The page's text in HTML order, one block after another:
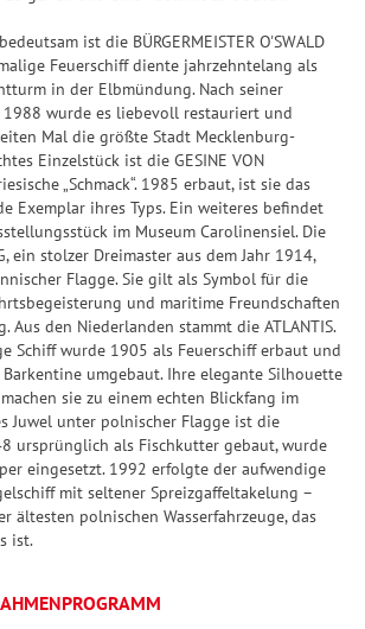
c
e
r
b
il
a
n
z
G
l
ü
c
k
s
z
a
h
l
G
n
ist die BÜRGERMEISTER O'SWALD
Feuerschiff diente jahrzehntelang als
in der Elbmündung. Nach seiner
wurde es liebevoll restauriert und
Mal die größte Stadt Mecklenburg-
Einzelstück ist die GESINE VON
„Schmack“. 1985 erbaut, ist sie das
Exemplar ihres Typs. Ein weiteres befindet
im Museum Carolinensiel. Die
ein stolzer Dreimaster aus dem Jahr 1914,
Flagge. Sie gilt als Symbol für die
und maritime Freundschaften
Aus den Niederlanden stammt die ATLANTIS.
Schiff wurde 1905 als Feuerschiff erbaut und
umgebaut. Ihre elegante Silhouette
sie zu einem echten Blickfang im
Juwel unter polnischer Flagge ist die
ursprünglich als Fischkutter gebaut, wurde
eingesetzt. 1992 erfolgte der aufwendige
mit seltener Spreizgaffeltakelung –
ältesten polnischen Wasserfahrzeuge, das
ist.